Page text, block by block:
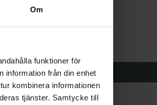
Om
funktioner för
information från din enhet
kombinera informationen
tjänster. Samtycke till
gäller inte
kr
via ditt recept